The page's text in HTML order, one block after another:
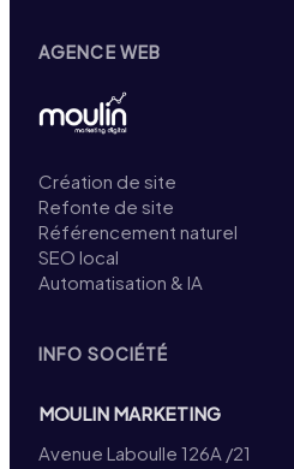
AGENCE WEB
Création de site
Refonte de site
Référencement naturel
SEO local
Automatisation & IA
INFO SOCIÉTÉ
MOULIN MARKETING
Avenue Laboulle 126A /21